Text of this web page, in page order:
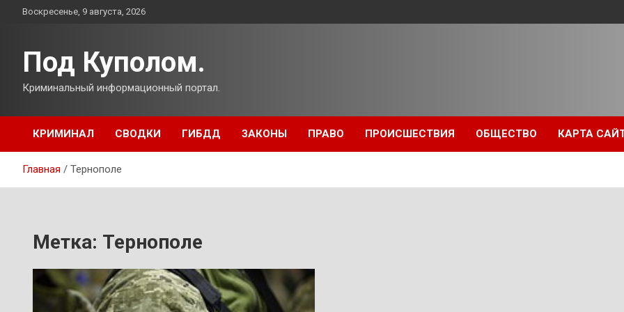
ПерейтиВоскресенье, 9 августа, 2026
Под Куполом.
Криминальный информационный портал.
КРИМИНАЛ СВОДКИ ГИБДД ЗАКОНЫ ПРАВО ПРОИСШЕСТВИЯ ОБЩЕСТВО КАРТА
Главная Тернополе
Метка: Тернополе